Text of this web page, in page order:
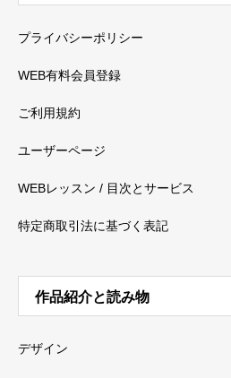
プライバシーポリシー
WEB有料会員登録
ご利用規約
ユーザーページ
WEBレッスン / 目次とサービス
特定商取引法に基づく表記
作品紹介と読み物
デザイン